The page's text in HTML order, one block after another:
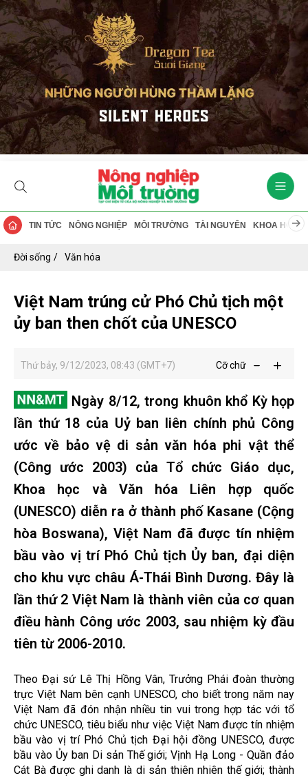
TIN TỨC NÔNG NGHIỆP MÔI TRƯỜNG TÀI NGUYÊN KHOA HỌC
Đời sống Văn hóa
Việt Nam trúng cử Phó Chủ tịch một
ủy ban then chốt của UNESCO
Thứ bảy, 9/12/2023, 08:43 (GMT+7) Cỡ chữ
Ngày 8/12, trong khuôn khổ Kỳ họp
lần thứ 18 của Uỷ ban liên chính phủ Công
ước về bảo vệ di sản văn hóa phi vật thể
(Công ước 2003) của Tổ chức Giáo dục,
Khoa học và Văn hóa Liên hợp quốc
(UNESCO) diễn ra ở thành phố Kasane (Cộng
hòa Boswana), Việt Nam đã được tín nhiệm
bầu vào vị trí Phó Chủ tịch Ủy ban, đại diện
cho khu vực châu Á-Thái Bình Dương. Đây là
lần thứ 2 Việt Nam là thành viên của cơ quan
điều hành Công ước 2003, sau nhiệm kỳ đầu
tiên từ 2006-2010.
Theo Đại sứ Lê Thị Hồng Vân, Trưởng Phái đoàn thường
trực Việt Nam bên cạnh UNESCO, cho biết trong năm nay
Việt Nam đã đón nhận nhiều tin vui trong hợp tác với tổ
chức UNESCO, tiêu biểu như việc Việt Nam được tín nhiệm
bầu vào vị trí Phó Chủ tịch Đại hội đồng UNESCO, được
bầu vào Ủy ban Di sản Thế giới; Vịnh Hạ Long - Quần đảo
Cát Bà được ghi danh là di sản thiên nhiên thế giới; thành